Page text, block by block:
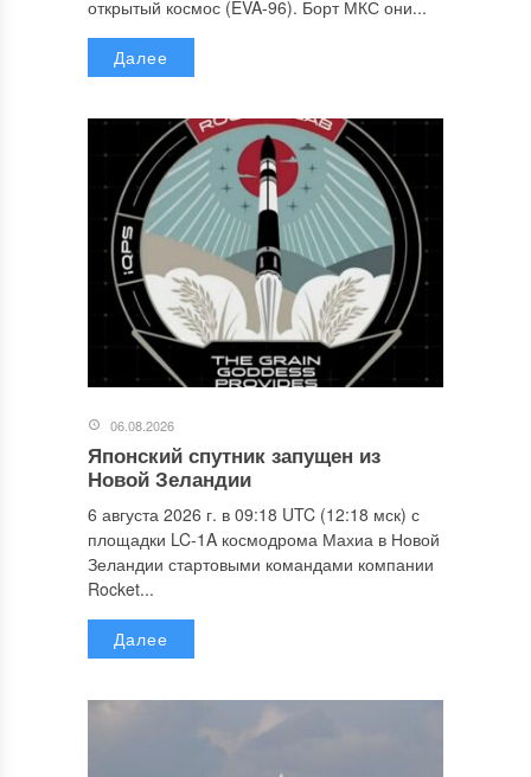
открытый космос (EVA-96). Борт МКС они...
Далее
06.08.2026
Японский спутник запущен из
Новой Зеландии
6 августа 2026 г. в 09:18 UTC (12:18 мск) с
площадки LC-1A космодрома Махиа в Новой
Зеландии стартовыми командами компании
Rocket...
Далее